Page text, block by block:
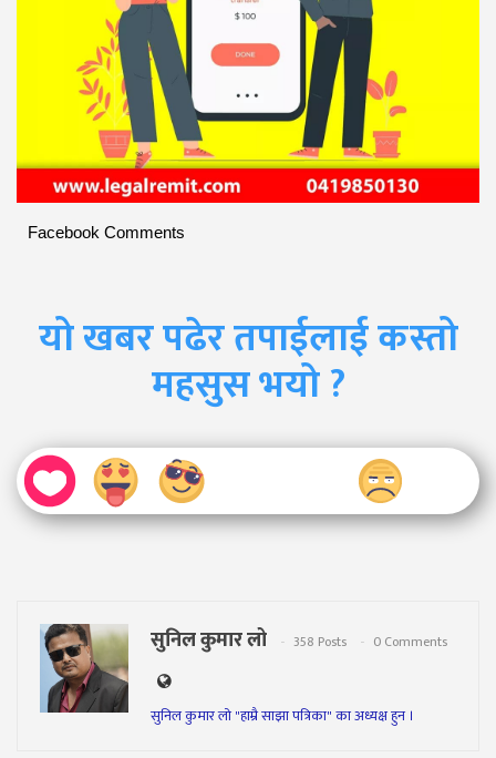
Facebook Comments
यो खबर पढेर तपाईलाई कस्तो
महसुस भयो ?
सुनिल कुमार लो 358 Posts 0 Comments
सुनिल कुमार लो "हाम्रै साझा पत्रिका" का अध्यक्ष हुन ।